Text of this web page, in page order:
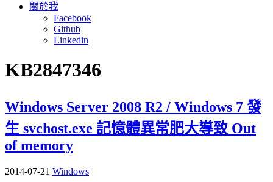
關於我
Facebook
Github
Linkedin
KB2847346
Windows Server 2008 R2 / Windows 7 發
生 svchost.exe 記憶體異常肥大導致 Out
of memory
2014-07-21 Windows